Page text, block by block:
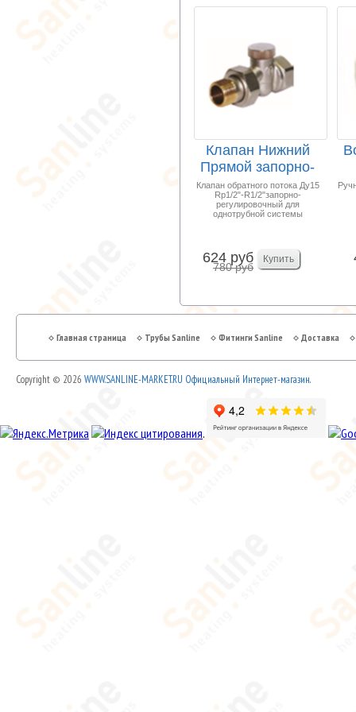
Клапан Нижний
Прямой запорно-
регулировочный
1/2...
Клапан обратного потока Ду15
Rp1/2"-R1/2"запорно-
регулировочный для
однотрубной системы
624 руб
780 руб
Главная страница Трубы Sanline Фитинги Sanline Доставка
Copyright © 2026 WWW.SANLINE-MARKET.RU Официальный Интернет-магазин.
.